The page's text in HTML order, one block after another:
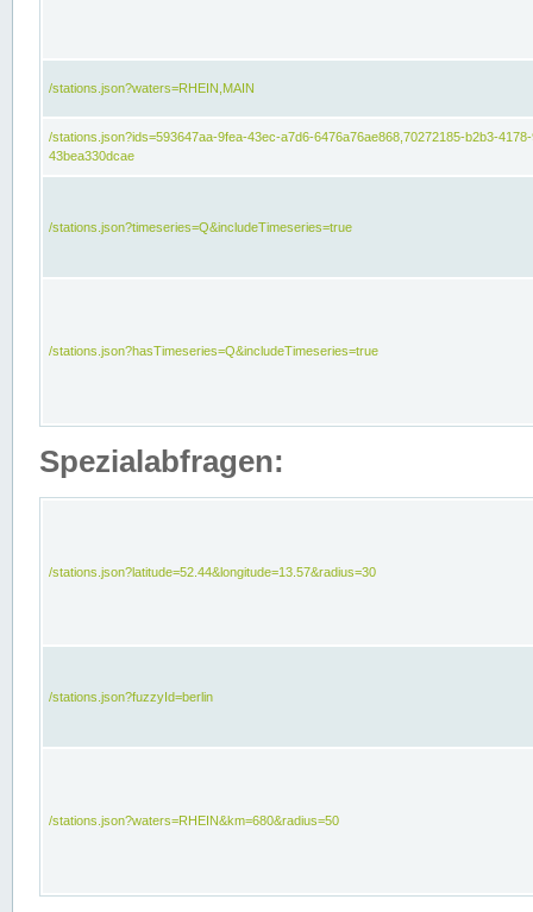
/stations.json?waters=RHEIN,MAIN
/stations.json?ids=593647aa-9fea-43ec-a7d6-6476a76ae868,70272185-b2b3-
43bea330dcae
/stations.json?timeseries=Q&includeTimeseries=true
/stations.json?hasTimeseries=Q&includeTimeseries=true
Spezialabfragen:
/stations.json?latitude=52.44&longitude=13.57&radius=30
/stations.json?fuzzyId=berlin
/stations.json?waters=RHEIN&km=680&radius=50